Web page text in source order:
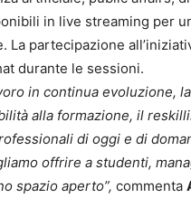
in live streaming per
La partecipazione
durante le sessioni.
in continua evoluzione,
alla formazione, il
di oggi e di
offrire a studenti,
spazio aperto”, commenta